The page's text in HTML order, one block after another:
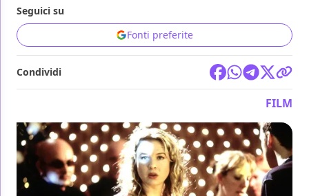
Seguici su
Fonti preferite
Condividi
FILM